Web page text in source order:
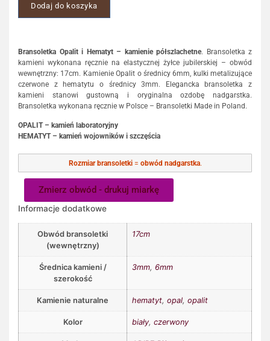
Dodaj do koszyka
Bransoletka Opalit i Hematyt – kamienie półszlachetne. Bransoletka z
kamieni wykonana ręcznie na elastycznej żyłce jubilerskiej – obwód
wewnętrzny: 17cm. Kamienie Opalit o średnicy 6mm, kulki metalizujące
czerwone z hematytu o średnicy 3mm. Elegancka bransoletka z
kamieni stanowi gustowną i oryginalna ozdobę nadgarstka.
Bransoletka wykonana ręcznie w Polsce – Bransoletki Made in Poland.
OPALIT – kamień laboratoryjny
HEMATYT – kamień wojowników i szczęścia
Rozmiar bransoletki= obwód nadgarstka.
Zmierz obwód - drukuj miarkę
Informacje dodatkowe
Obwód bransoletki
(wewnętrzny)
17cm
Średnica kamieni /
szerokość
3mm, 6mm
Kamienie naturalne hematyt, opal, opalit
Kolor biały, czerwony